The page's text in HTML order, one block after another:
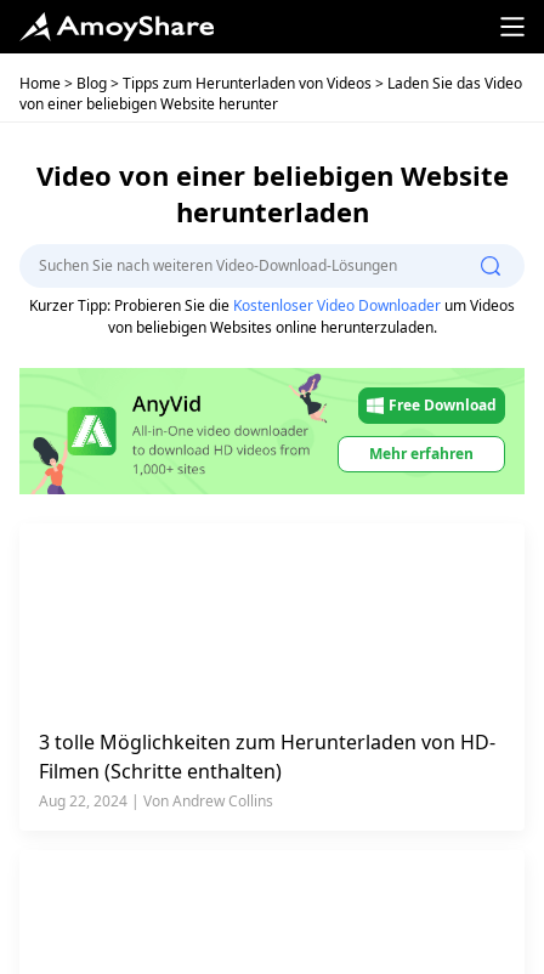
Home> Blog>Tipps zum Herunterladen von Videos> Laden Sie das Video
von einer beliebigen Website herunter
Video von einer beliebigen Website
herunterladen
Kurzer Tipp: Probieren Sie die Kostenloser Video Downloader um Videos
von beliebigen Websites online herunterzuladen.
Free Download
Mehr erfahren
3 tolle Möglichkeiten zum Herunterladen von HD-
Filmen (Schritte enthalten)
Aug 22, 2024 | Von Andrew Collins